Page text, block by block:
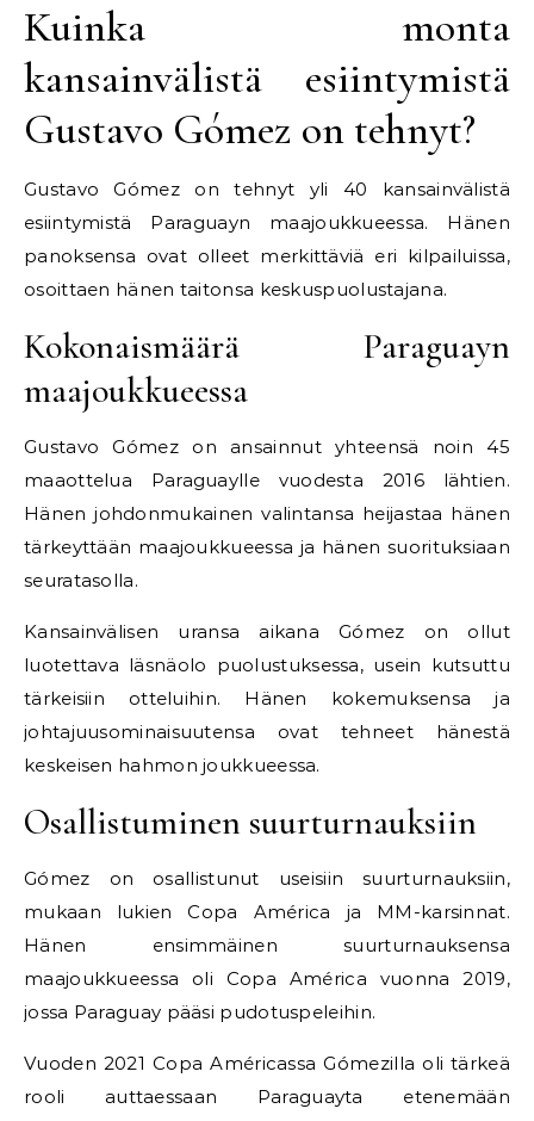
Kuinka monta
kansainvälistä esiintymistä
Gustavo Gómez on tehnyt?
Gustavo Gómez on tehnyt yli 40 kansainvälistä
esiintymistä Paraguayn maajoukkueessa. Hänen
panoksensa ovat olleet merkittäviä eri kilpailuissa,
osoittaen hänen taitonsa keskuspuolustajana.
Kokonaismäärä Paraguayn
maajoukkueessa
Gustavo Gómez on ansainnut yhteensä noin 45
maaottelua Paraguaylle vuodesta 2016 lähtien.
Hänen johdonmukainen valintansa heijastaa hänen
tärkeyttään maajoukkueessa ja hänen suorituksiaan
seuratasolla.
Kansainvälisen uransa aikana Gómez on ollut
luotettava läsnäolo puolustuksessa, usein kutsuttu
tärkeisiin otteluihin. Hänen kokemuksensa ja
johtajuusominaisuutensa ovat tehneet hänestä
keskeisen hahmon joukkueessa.
Osallistuminen suurturnauksiin
Gómez on osallistunut useisiin suurturnauksiin,
mukaan lukien Copa América ja MM-karsinnat.
Hänen ensimmäinen suurturnauksensa
maajoukkueessa oli Copa América vuonna 2019,
jossa Paraguay pääsi pudotuspeleihin.
Vuoden 2021 Copa Américassa Gómezilla oli tärkeä
rooli auttaessaan Paraguayta etenemään